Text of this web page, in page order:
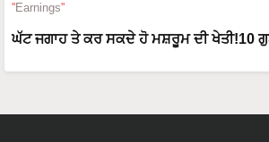
Earnings
ਘੱਟ ਜਗਾਹ ਤੇ ਕਰ ਸਕਦੇ ਹੋ ਮਸ਼ਰੂਮ ਦੀ ਖੇਤੀ!10